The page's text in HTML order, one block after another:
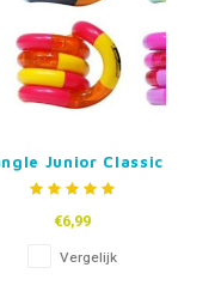
Junior Classic
€6,99
Vergelijk